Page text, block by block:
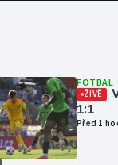
FOTBAL
ŽIVĚ
1:1
Před 1